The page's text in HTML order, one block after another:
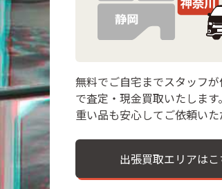
無料でご自宅までスタッフ
で査定・現金買取いたします
重い品も安心してご依頼いた
出張買取エリアはこ